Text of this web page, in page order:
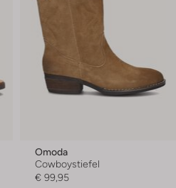
Omoda
Cowboystiefel
€ 99,95